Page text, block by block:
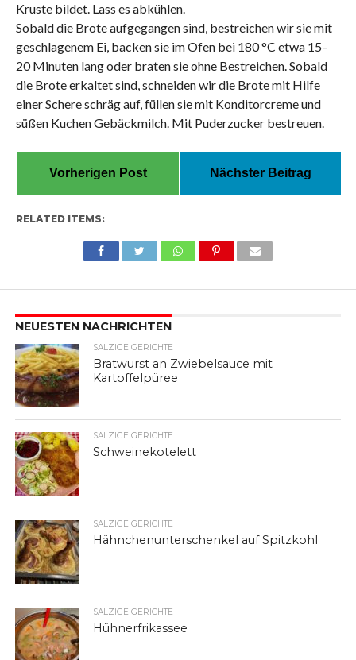
Kruste bildet. Lass es abkühlen.
Sobald die Brote aufgegangen sind, bestreichen wir sie mit
geschlagenem Ei, backen sie im Ofen bei 180 °C etwa 15–
20 Minuten lang oder braten sie ohne Bestreichen. Sobald
die Brote erkaltet sind, schneiden wir die Brote mit Hilfe
einer Schere schräg auf, füllen sie mit Konditorcreme und
süßen Kuchen Gebäckmilch. Mit Puderzucker bestreuen.
Vorherigen Post Nächster Beitrag
RELATED ITEMS:
NEUESTEN NACHRICHTEN
SALZIGE GERICHTE
Bratwurst an Zwiebelsauce mit
Kartoffelpüree
SALZIGE GERICHTE
Schweinekotelett
SALZIGE GERICHTE
Hähnchenunterschenkel auf Spitzkohl
SALZIGE GERICHTE
Hühnerfrikassee